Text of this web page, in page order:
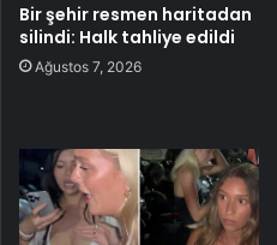
Bir şehir resmen haritadan
silindi: Halk tahliye edildi
Ağustos 7, 2026